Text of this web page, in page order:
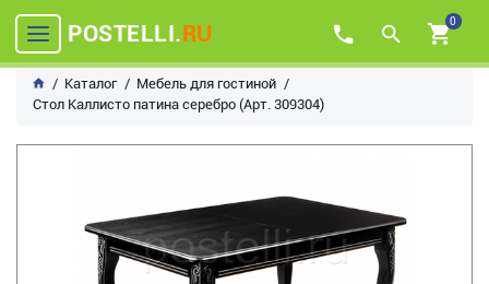
POSTELLI.RU 0
Каталог
Мебель для гостиной
Стол Каллисто патина серебро (Арт. 309304)